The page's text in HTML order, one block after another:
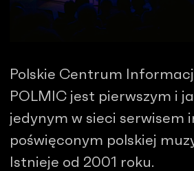
Polskie Centrum
POLMIC jest pierwszym i
jedynym w sieci serwisem
poświęconym polskiej
Istnieje od 2001 roku.